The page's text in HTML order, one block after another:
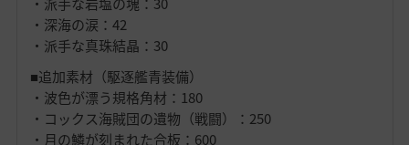
・深海の涙：42
・派手な真珠結晶：30
■追加素材（駆逐艦青装備）
・波色が漂う規格角材：180
・コックス海賊団の遺物（戦闘）：250
・月の鱗が刻まれた合板：600